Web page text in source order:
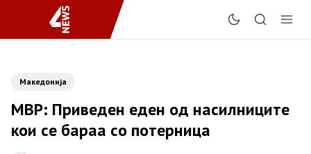
Македонија
МВР: Приведен еден од насилниците
кои се бараа со потерница